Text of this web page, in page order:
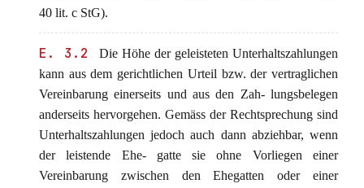
40 lit. c StG).
E. 3.2
Die Höhe der geleisteten Unterhaltszahlungen
kann aus dem gerichtlichen Urteil bzw. der vertraglichen
Vereinbarung einerseits und aus den Zah- lungsbelegen
anderseits hervorgehen. Gemäss der Rechtsprechung sind
Unterhaltszahlungen jedoch auch dann abziehbar, wenn
der leistende Ehe- gatte sie ohne Vorliegen einer
Vereinbarung zwischen den Ehegatten oder einer